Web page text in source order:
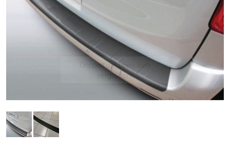
Doppelt antippen zum
vergrößern